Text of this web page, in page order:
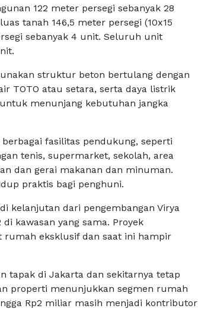
122 meter persegi sebanyak 28
tanah 146,5 meter persegi (10x15
sebanyak 4 unit. Seluruh unit
struktur beton bertulang dengan
TOTO atau setara, serta daya listrik
menunjang kebutuhan jangka
fasilitas pendukung, seperti
tenis, supermarket, sekolah, area
dan gerai makanan dan minuman.
praktis bagi penghuni.
kelanjutan dari pengembangan Virya
kawasan yang sama. Proyek
eksklusif dan saat ini hampir
tapak di Jakarta dan sekitarnya tetap
properti menunjukkan segmen rumah
Rp2 miliar masih menjadi kontributor